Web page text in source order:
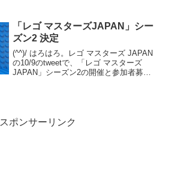
返りですが、「T...
「レゴ マスターズJAPAN」シー
ズン2 決定
(^^)/ はろはろ。レゴ マスターズ JAPAN
の10/9のtweetで、「レゴ マスターズ
JAPAN」シーズン2の開催と参加者募集
スポンサーリンク